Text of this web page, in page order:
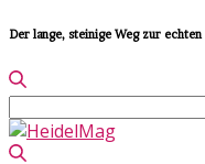
Der lange, steinige Weg zur
Search
for: